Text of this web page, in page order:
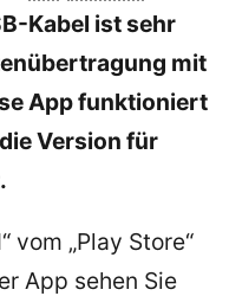
Kabel ist sehr
mit
App funktioniert
Version für
vom „Play Store“
App sehen Sie